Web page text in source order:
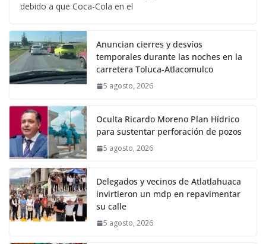
debido a que Coca-Cola en el
Anuncian cierres y desvíos
temporales durante las noches en la
carretera Toluca-Atlacomulco
5 agosto, 2026
Oculta Ricardo Moreno Plan Hídrico
para sustentar perforación de pozos
5 agosto, 2026
Delegados y vecinos de Atlatlahuaca
invirtieron un mdp en repavimentar
su calle
5 agosto, 2026